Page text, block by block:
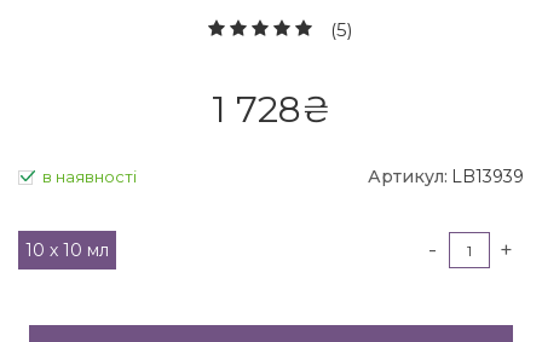
(5)
1 728₴
в наявності Артикул: LB13939
10 х 10 мл - +